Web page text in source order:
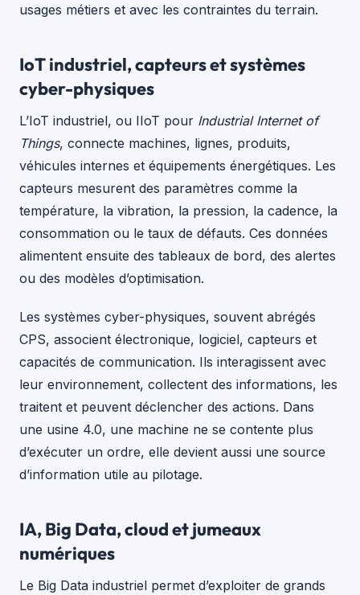
usages métiers et avec les contraintes du terrain.
IoT industriel, capteurs et systèmes
cyber-physiques
L’IoT industriel, ou IIoT pour Industrial Internet of
Things, connecte machines, lignes, produits,
véhicules internes et équipements énergétiques. Les
capteurs mesurent des paramètres comme la
température, la vibration, la pression, la cadence, la
consommation ou le taux de défauts. Ces données
alimentent ensuite des tableaux de bord, des alertes
ou des modèles d’optimisation.
Les systèmes cyber-physiques, souvent abrégés
CPS, associent électronique, logiciel, capteurs et
capacités de communication. Ils interagissent avec
leur environnement, collectent des informations, les
traitent et peuvent déclencher des actions. Dans
une usine 4.0, une machine ne se contente plus
d’exécuter un ordre, elle devient aussi une source
d’information utile au pilotage.
IA, Big Data, cloud et jumeaux
numériques
Le Big Data industriel permet d’exploiter de grands